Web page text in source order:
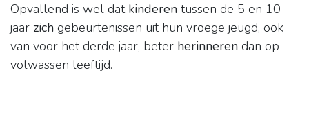
Opvallend is wel dat kinderen tussen de 5 en 10
jaar zich gebeurtenissen uit hun vroege jeugd, ook
van voor het derde jaar, beter herinneren dan op
volwassen leeftijd.